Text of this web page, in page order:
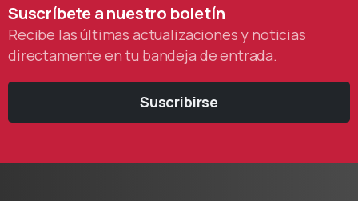
Suscríbeteanuestro boletín
Recibe las últimas actualizaciones y noticias
directamente en tu bandeja de entrada.
Suscribirse